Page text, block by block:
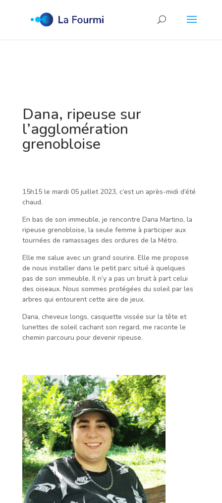
Dana, ripeuse sur
l’agglomération
grenobloise
15h15 le mardi 05 juillet 2023, c’est un après-midi d’été
chaud.
En bas de son immeuble, je rencontre Dana Martino, la
ripeuse grenobloise, la seule femme à participer aux
tournées de ramassages des ordures de la Métro.
Elle me salue avec un grand sourire. Elle me propose
de nous installer dans le petit parc situé à quelques
pas de son immeuble. Il n’y a pas un bruit à part celui
des oiseaux. Nous sommes protégées du soleil par les
arbres qui entourent cette aire de jeux.
Dana, cheveux longs, casquette vissée sur la tête et
lunettes de soleil cachant son regard, me raconte le
chemin parcouru pour devenir ripeuse.